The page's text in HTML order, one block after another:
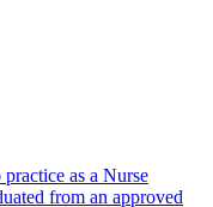
as a Nurse
from an approved